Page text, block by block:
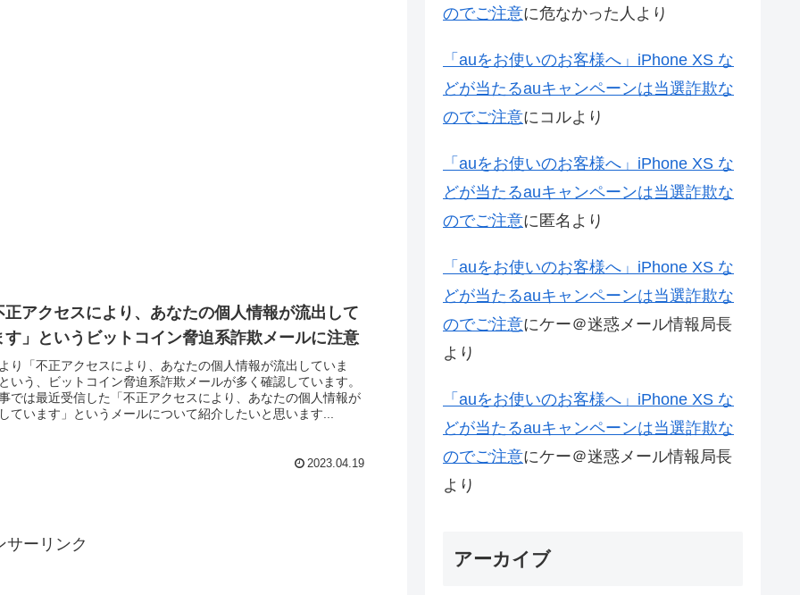
正アクセスにより、あなたの個人情報が流出して
す」というビットコイン脅迫系詐欺メールに注意
り「不正アクセスにより、あなたの個人情報が流出していま
いう、ビットコイン脅迫系詐欺メールが多く確認しています。
では最近受信した「不正アクセスにより、あなたの個人情報が
ています」というメールについて紹介したいと思います...
2023.04.19
サーリンク
のでご注意に危なかった人 より
「auをお使いのお客様へ」iPhone XS な
どが当たるauキャンペーンは当選詐欺な
のでご注意にコルより
「auをお使いのお客様へ」iPhone XS な
どが当たるauキャンペーンは当選詐欺な
のでご注意に匿名 より
「auをお使いのお客様へ」iPhone XS な
どが当たるauキャンペーンは当選詐欺な
のでご注意にケー＠迷惑メール情報局長
より
「auをお使いのお客様へ」iPhone XS な
どが当たるauキャンペーンは当選詐欺な
のでご注意にケー＠迷惑メール情報局長
より
アーカイブ